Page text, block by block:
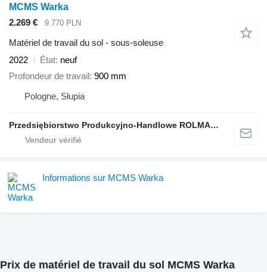
MCMS Warka
2.269 €
9.770 PLN
Matériel de travail du sol - sous-soleuse
2022
État neuf
Profondeur de travail 900 mm
Pologne, Słupia
Przedsiębiorstwo Produkcyjno-Handlowe ROLMAPOL Marcin Dziekan
Informations sur MCMS Warka
Prix de matériel de travail du sol MCMS Warka